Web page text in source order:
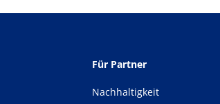
Für Partner
Nachhaltigkeit